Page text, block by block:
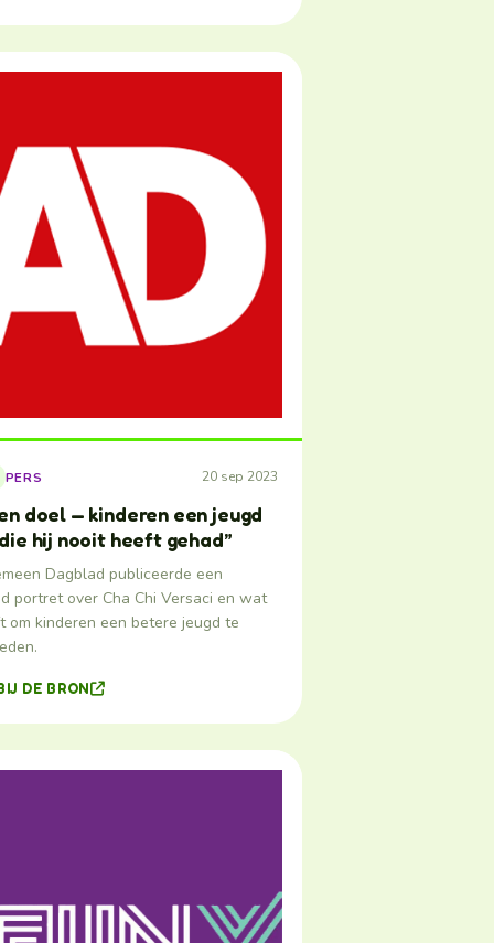
PERS 20 sep 2023
doel — kinderen een jeugd
hij nooit heeft gehad”
Dagblad publiceerde een
portret over Cha Chi Versaci en wat
om kinderen een betere jeugd te
DE BRON